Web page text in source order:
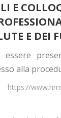
E
E DEI
alla
https://